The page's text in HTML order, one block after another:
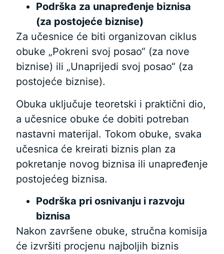
Podrška za unapređenje biznisa
(za postojeće biznise)
Za učesnice će biti organizovan ciklus
obuke „Pokreni svoj posao“ (za nove
biznise) ili „Unaprijedi svoj posao“ (za
postojeće biznise).
Obuka uključuje teoretski i praktični dio,
a učesnice obuke će dobiti potreban
nastavni materijal. Tokom obuke, svaka
učesnica će kreirati biznis plan za
pokretanje novog biznisa ili unapređenje
postojećeg biznisa.
Podrška pri osnivanju i razvoju
biznisa
Nakon završene obuke, stručna komisija
će izvršiti procjenu najboljih biznis